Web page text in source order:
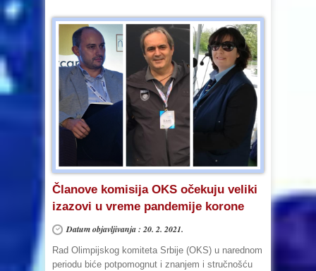
Članove komisija OKS očekuju veliki
izazovi u vreme pandemije korone
Datum objavljivanja : 20. 2. 2021.
Rad Olimpijskog komiteta Srbije (OKS) u narednom
periodu biće potpomognut i znanjem i stručnošću